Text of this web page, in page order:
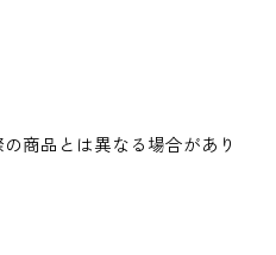
商品とは異なる場合があり